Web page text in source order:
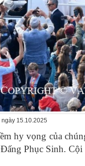
15.10.2025
hy vọng của
Phục Sinh.